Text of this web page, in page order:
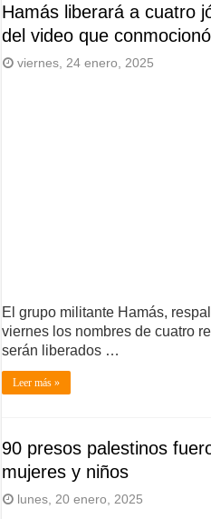
Hamás liberará a cuatro
del video que
viernes, 24 enero, 2025
El grupo militante Hamás,
viernes los nombres de cuatro
serán liberados …
Leer más »
90 presos palestinos
mujeres y niños
lunes, 20 enero, 2025